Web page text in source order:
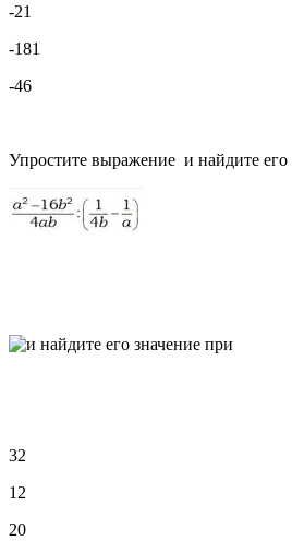
-21
-181
-46
Упростите выражение и найдите его
32
12
20